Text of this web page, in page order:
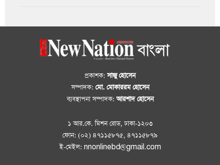
প্রকাশক:সাজু হোসেন
সম্পাদক: মো. মোকাররম হোসেন
ব্যবস্থাপনা সম্পাদক:আরশাদ হোসেন
১ আর.কে. মিশন রোড, ঢাকা-১২০৩
ফোন: (০২) ৪৭১১৫৮৭৫, ৪৭১১৫৮৭৯
ই-মেইল: nnonlinebd@gmail.com